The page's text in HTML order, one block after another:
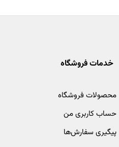
خدمات فروشگاه
محصولات فروشگاه
حساب کاربری من
پیگیری سفارش‌ها